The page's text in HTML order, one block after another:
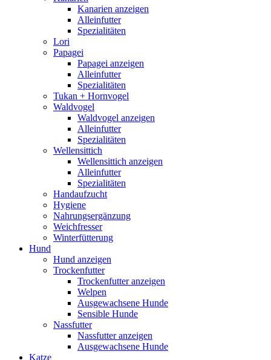
Kanarien anzeigen
Alleinfutter
Spezialitäten
Lori
Papagei
Papagei anzeigen
Alleinfutter
Spezialitäten
Tukan + Hornvogel
Waldvogel
Waldvogel anzeigen
Alleinfutter
Spezialitäten
Wellensittich
Wellensittich anzeigen
Alleinfutter
Spezialitäten
Handaufzucht
Hygiene
Nahrungsergänzung
Weichfresser
Winterfütterung
Hund
Hund anzeigen
Trockenfutter
Trockenfutter anzeigen
Welpen
Ausgewachsene Hunde
Sensible Hunde
Nassfutter
Nassfutter anzeigen
Ausgewachsene Hunde
Katze